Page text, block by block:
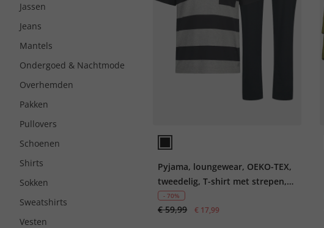
Jassen
Jeans
Mantels
Ondergoed & Nachtmode
Overhemden
Pakken
Pullovers
Schoenen
Shirts
Sokken
Sweatshirts
Vesten
Pyjama, loungewear, OEKO-TEX,
tweedelig, T-shirt met strepen,
lange broek, tot 8 XL
- 70%
€ 59,99 € 17,99